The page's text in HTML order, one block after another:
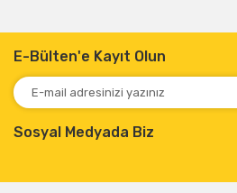
E-Bülten'e Kayıt Olun
Sosyal Medyada Biz